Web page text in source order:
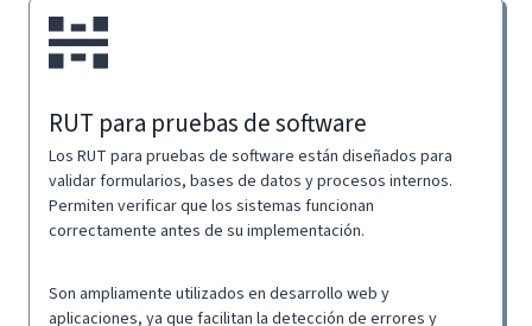
RUT para pruebas de software
Los RUT para pruebas de software están diseñados para
validar formularios, bases de datos y procesos internos.
Permiten verificar que los sistemas funcionan
correctamente antes de su implementación.
Son ampliamente utilizados en desarrollo web y
aplicaciones, ya que facilitan la detección de errores y